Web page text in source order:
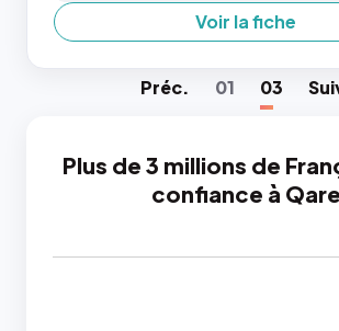
Voir la fiche
Préc. 01 03
Plus de 3 millions de
confiance à Qare